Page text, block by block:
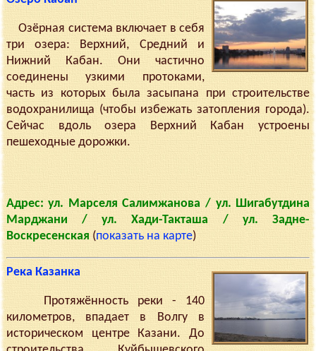
Озёрная система включает в себя
три озера: Верхний, Средний и
Нижний Кабан. Они частично
соединены узкими протоками,
часть из которых была засыпана при строительстве
водохранилища (чтобы избежать затопления города).
Сейчас вдоль озера Верхний Кабан устроены
пешеходные дорожки.
Адрес: ул. Марселя Салимжанова / ул. Шигабутдина
Марджани / ул. Хади-Такташа / ул. Задне-
Воскресенская (показать на карте)
Река Казанка
Протяжённость реки - 140
километров, впадает в Волгу в
историческом центре Казани. До